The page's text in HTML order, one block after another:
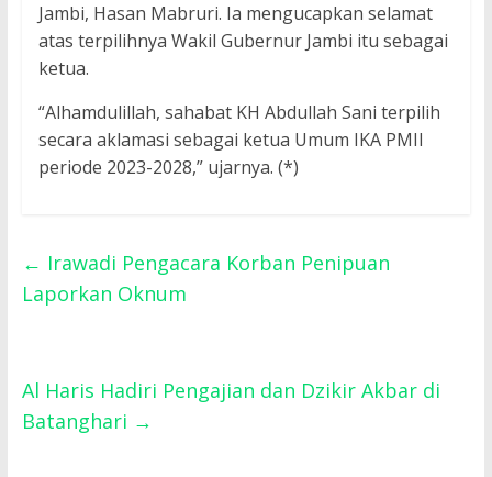
Jambi, Hasan Mabruri. Ia mengucapkan selamat
atas terpilihnya Wakil Gubernur Jambi itu sebagai
ketua.
“Alhamdulillah, sahabat KH Abdullah Sani terpilih
secara aklamasi sebagai ketua Umum IKA PMII
periode 2023-2028,” ujarnya. (*)
← Irawadi Pengacara Korban Penipuan
Laporkan Oknum
Al Haris Hadiri Pengajian dan Dzikir Akbar di
Batanghari →